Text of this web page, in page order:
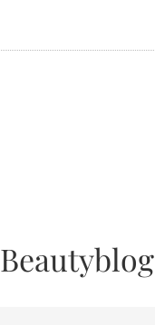
Beautyblog